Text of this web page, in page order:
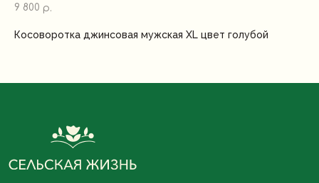
9 800 р.
Косоворотка джинсовая мужская XL цвет голубой